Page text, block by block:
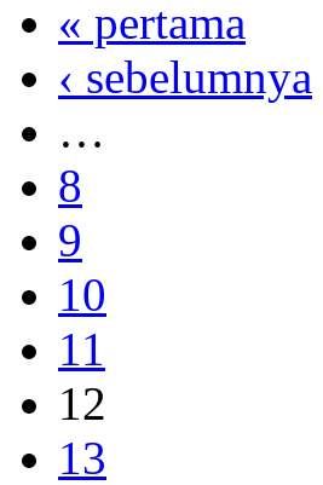
« pertama
‹ sebelumnya
…
8
9
10
11
12
13